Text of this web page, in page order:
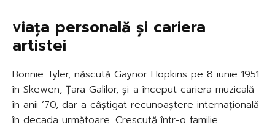
viața personală și cariera
artistei
Bonnie Tyler, născută Gaynor Hopkins pe 8 iunie 1951
în Skewen, Țara Galilor, și-a început cariera muzicală
în anii ’70, dar a câștigat recunoaștere internațională
în decada următoare. Crescută într-o familie